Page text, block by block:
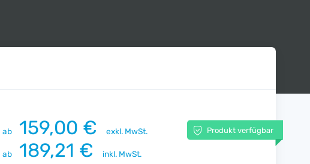
ab 159,00 € exkl. MwSt.
ab 189,21 € inkl. MwSt.
Produkt verfügbar